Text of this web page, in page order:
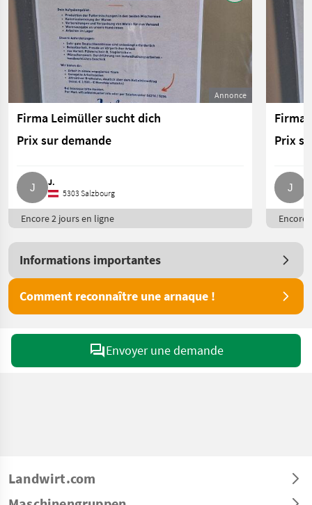
Annonce
Firma Leimüller sucht dich
Prix sur demande
J.
5303 Salzbourg
Encore 2 jours en ligne
Firma
Prix
Encore
Informations importantes
Comment reconnaître une arnaque !
Envoyer une demande
Landwirt.com